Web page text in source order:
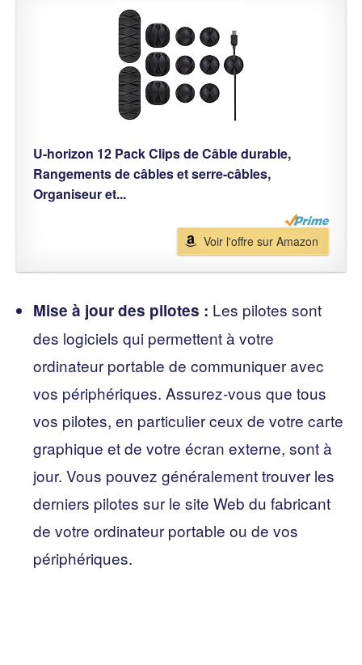
U-horizon 12 Pack Clips de Câble durable,
Rangements de câbles et serre-câbles,
Organiseur et...
Voir l'offre sur Amazon
Mise à jour des pilotes : Les pilotes sont
des logiciels qui permettent à votre
ordinateur portable de communiquer avec
vos périphériques. Assurez-vous que tous
vos pilotes, en particulier ceux de votre carte
graphique et de votre écran externe, sont à
jour. Vous pouvez généralement trouver les
derniers pilotes sur le site Web du fabricant
de votre ordinateur portable ou de vos
périphériques.